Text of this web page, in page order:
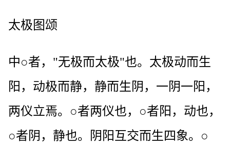
太极图颂
中○者，"无极而太极"也。太极动而生
阳，动极而静，静而生阴，一阴一阳，
两仪立焉。○者两仪也，○者阳，动也，
○者阴，静也。阴阳互交而生四象。○